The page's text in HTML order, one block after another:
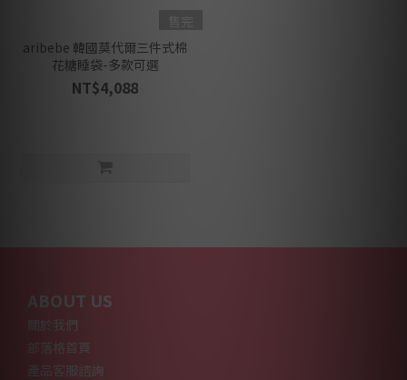
aribebe 韓國莫代爾三件式棉
花糖睡袋-多款可選
NT$4,088
ABOUT US
關於我們
部落格首頁
產品客服諮詢